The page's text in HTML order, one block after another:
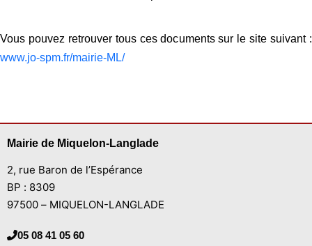
Vous pouvez retrouver tous ces documents sur le site suivant :
www.jo-spm.fr/mairie-ML/
Mairie de Miquelon-Langlade
2, rue Baron de l’Espérance
BP : 8309
97500 – MIQUELON-LANGLADE
05 08 41 05 60